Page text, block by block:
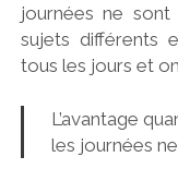
journées ne
sujets différents
tous les jours et on
L’avantage
les journées